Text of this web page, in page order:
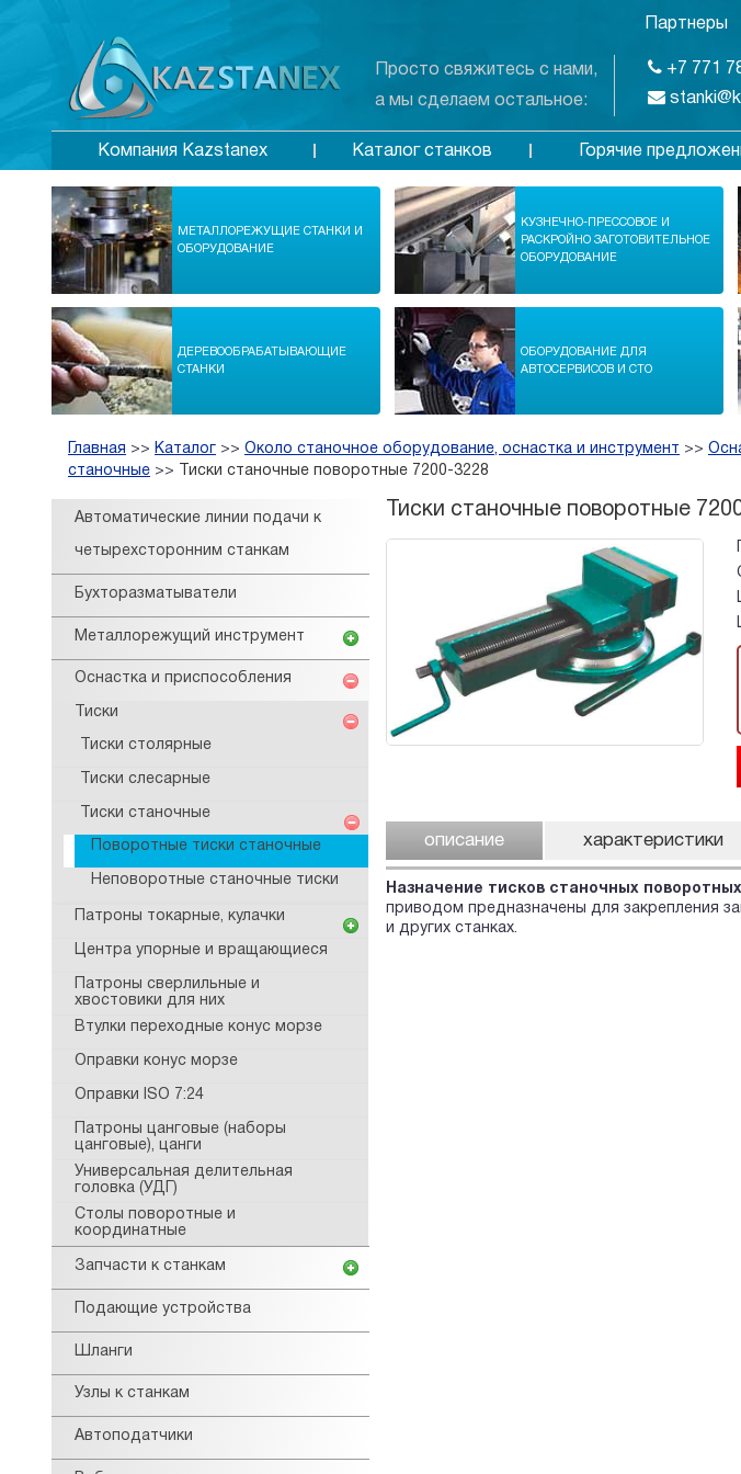
Просто свяжитесь с нами,
а мы сделаем остальное:
Партнеры
+7 771
Компания Kazstanex Каталог станков Горячие
МЕТАЛЛОРЕЖУЩИЕ СТАНКИ И
ОБОРУДОВАНИЕ
КУЗНЕЧНО-ПРЕССОВОЕ И
РАСКРОЙНО ЗАГОТОВИТЕЛЬНОЕ
ОБОРУДОВАНИЕ
ДЕРЕВООБРАБАТЫВАЮЩИЕ
СТАНКИ
ОБОРУДОВАНИЕ ДЛЯ
АВТОСЕРВИСОВ И СТО
Главная >> Каталог >> Около станочное оборудование, оснастка и инструмент >>
станочные >> Тиски станочные поворотные 7200-3228
Автоматические линии подачи к
четырехсторонним станкам
Бухторазматыватели
Металлорежущий инструмент
Оснастка и приспособления
Тиски
Тиски столярные
Тиски слесарные
Тиски станочные
Поворотные тиски станочные
Неповоротные станочные тиски
Патроны токарные, кулачки
Центра упорные и вращающиеся
Патроны сверлильные и
хвостовики для них
Втулки переходные конус морзе
Оправки конус морзе
Оправки ISO 7:24
Патроны цанговые (наборы
цанговые), цанги
Универсальная делительная
головка (УДГ)
Столы поворотные и
координатные
Запчасти к станкам
Подающие устройства
Шланги
Узлы к станкам
Автоподатчики
Тиски станочные поворотные
описание характеристики
Назначение тисков станочных поворотных
приводом предназначены для закрепления
и других станках.